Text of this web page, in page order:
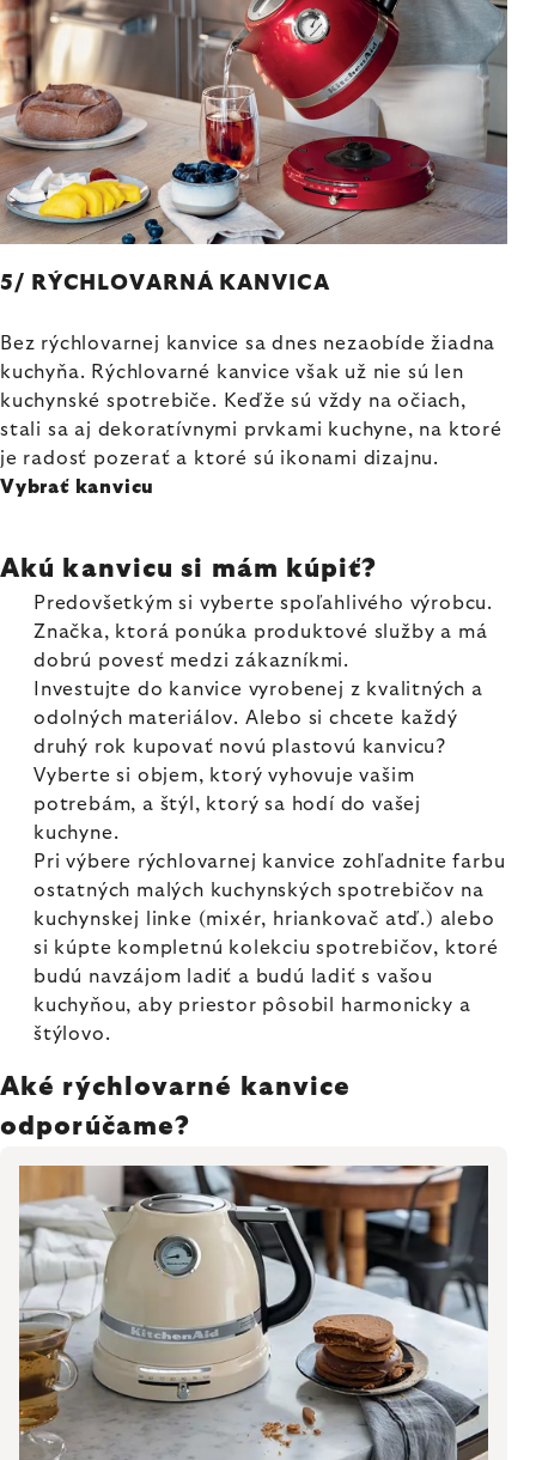
5/ RÝCHLOVARNÁ KANVICA
Bez rýchlovarnej kanvice sa dnes nezaobíde žiadna
kuchyňa. Rýchlovarné kanvice však už nie sú len
kuchynské spotrebiče. Keďže sú vždy na očiach,
stali sa aj dekoratívnymi prvkami kuchyne, na ktoré
je radosť pozerať a ktoré sú ikonami dizajnu.
Vybrať kanvicu
Akú kanvicu si mám kúpiť?
Predovšetkým si vyberte spoľahlivého výrobcu.
Značka, ktorá ponúka produktové služby a má
dobrú povesť medzi zákazníkmi.
Investujte do kanvice vyrobenej z kvalitných a
odolných materiálov. Alebo si chcete každý
druhý rok kupovať novú plastovú kanvicu?
Vyberte si objem, ktorý vyhovuje vašim
potrebám, a štýl, ktorý sa hodí do vašej
kuchyne.
Pri výbere rýchlovarnej kanvice zohľadnite farbu
ostatných malých kuchynských spotrebičov na
kuchynskej linke (mixér, hriankovač atď.) alebo
si kúpte kompletnú kolekciu spotrebičov, ktoré
budú navzájom ladiť a budú ladiť s vašou
kuchyňou, aby priestor pôsobil harmonicky a
štýlovo.
Aké rýchlovarné kanvice
odporúčame?